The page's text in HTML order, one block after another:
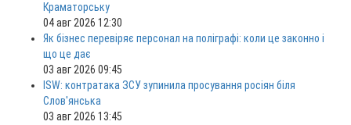
Краматорську
04 авг 2026 12:30
Як бізнес перевіряє персонал на поліграфі: коли це законно і
що це дає
03 авг 2026 09:45
ISW: контратака ЗСУ зупинила просування росіян біля
Слов'янська
03 авг 2026 13:45